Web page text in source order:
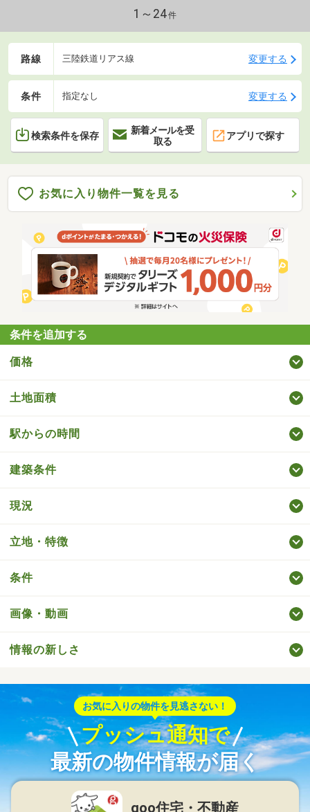
1～24件
路線 三陸鉄道リアス線 変更する
条件 指定なし 変更する
検索条件を保存
新着メールを受
取る
アプリで探す
お気に入り物件一覧を見る
条件を追加する
価格
土地面積
駅からの時間
建築条件
現況
立地・特徴
条件
画像・動画
情報の新しさ
お気に入りの物件を見逃さない！
プッシュ通知で
最新の物件情報が届く
goo住宅・不動産